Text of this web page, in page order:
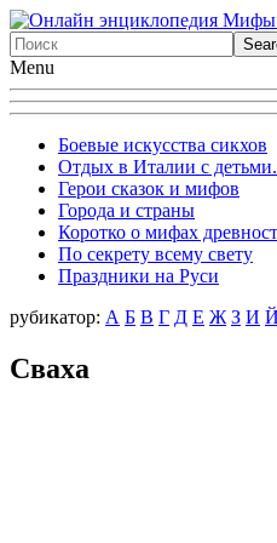
Menu
Боевые искусства сикхов
Отдых в Италии с детьми.
Герои сказок и мифов
Города и страны
Коротко о мифах
По секрету всему свету
Праздники на Руси
рубикатор: А Б В Г Д Е Ж З И Й
Сваха